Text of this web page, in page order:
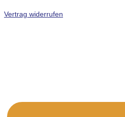
Vertrag widerrufen